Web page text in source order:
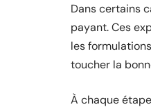
Dans certains
payant. Ces
les
toucher la
À chaque